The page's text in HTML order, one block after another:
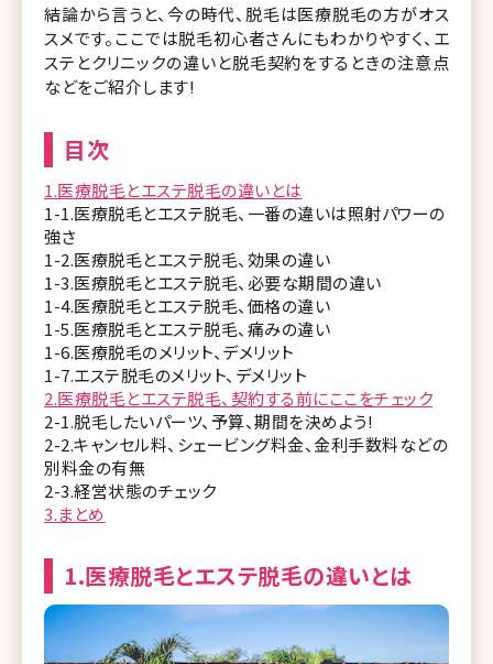
結論から言うと、今の時代、脱毛は医療脱毛の方がオス
スメです。ここでは脱毛初心者さんにもわかりやすく、エ
ステとクリニックの違いと脱毛契約をするときの注意点
などをご紹介します!
目次
1.医療脱毛とエステ脱毛の違いとは
1-1.医療脱毛とエステ脱毛、一番の違いは照射パワーの
強さ
1-2.医療脱毛とエステ脱毛、効果の違い
1-3.医療脱毛とエステ脱毛、必要な期間の違い
1-4.医療脱毛とエステ脱毛、価格の違い
1-5.医療脱毛とエステ脱毛、痛みの違い
1-6.医療脱毛のメリット、デメリット
1-7.エステ脱毛のメリット、デメリット
2.医療脱毛とエステ脱毛、契約する前にここをチェック
2-1.脱毛したいパーツ、予算、期間を決めよう!
2-2.キャンセル料、シェービング料金、金利手数料などの
別料金の有無
2-3.経営状態のチェック
3.まとめ
1.医療脱毛とエステ脱毛の違いとは